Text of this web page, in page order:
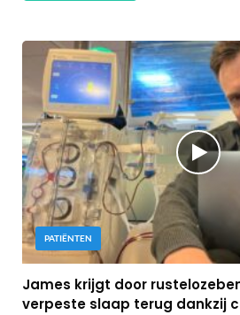
PATIËNTEN
James krijgt door
verpeste slaap terug dankzij